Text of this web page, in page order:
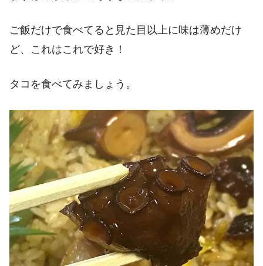
ご飯だけで食べてると見た目以上に味は薄めだけ
ど、これはこれで好き！
タコを食べてみましょう。